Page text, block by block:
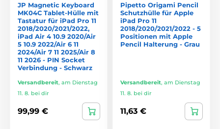
JP Magnetic Keyboard
MK04C Tablet-Hülle mit
Tastatur für iPad Pro 11
2018/2020/2021/2022,
iPad Air 4 10.9 2020/Air
5 10.9 2022/Air 6 11
2024/Air 7 11 2025/Air 8
11 2026 - PIN Socket
Verbindung - Schwarz
Versandbereit, am Dienstag
11. 8. bei dir
99,99 €
Pipetto Origami Pencil
Schutzhülle für Apple
iPad Pro 11
2018/2020/2021/2022 - 5
Positionen mit Apple
Pencil Halterung - Grau
Versandbereit, am Dienstag
11. 8. bei dir
11,63 €